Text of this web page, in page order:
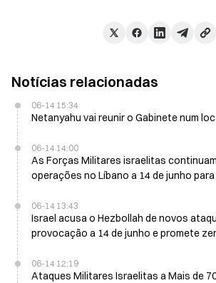
Notícias relacionadas
06-14 15:34
Netanyahu vai reunir o Gabinete num
06-14 14:00
As Forças Militares israelitas
operações no Líbano a 14 de junho
06-14 13:43
Israel acusa o Hezbollah de novos
provocação a 14 de junho e promete
06-14 12:19
Ataques Militares Israelitas a Mais de